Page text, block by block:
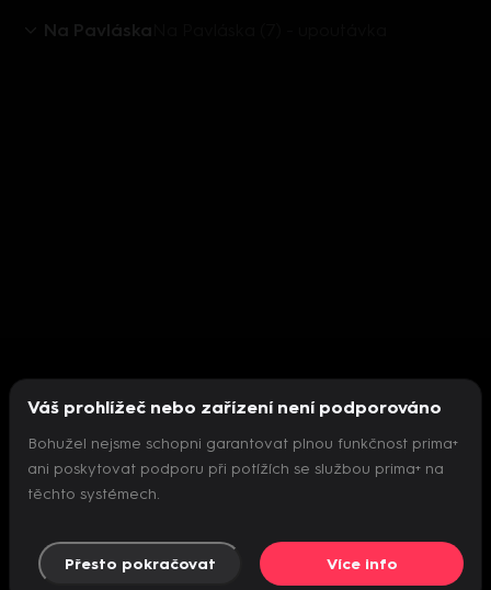
Na Pavláska
Nepodařilo se inicializovat přehrávač
Váš prohlížeč nebo zařízení není podporováno
Bohužel nejsme schopni garantovat plnou funkčnost prima+
ani poskytovat podporu při potížích se službou prima+ na
těchto systémech.
Přesto pokračovat Více info